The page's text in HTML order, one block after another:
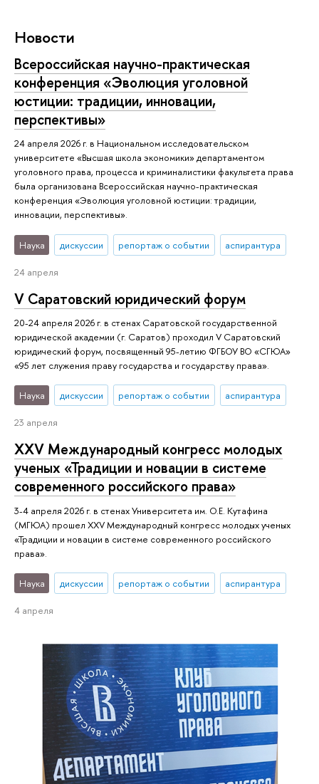
Новости
Всероссийская научно-практическая
конференция «Эволюция уголовной
юстиции: традиции, инновации,
перспективы»
24 апреля 2026 г. в Национальном исследовательском
университете «Высшая школа экономики» департаментом
уголовного права, процесса и криминалистики факультета права
была организована Всероссийская научно-практическая
конференция «Эволюция уголовной юстиции: традиции,
инновации, перспективы».
Наука дискуссии репортаж о событии аспирантура
24 апреля
V Саратовский юридический форум
20-24 апреля 2026 г. в стенах Саратовской государственной
юридической академии (г. Саратов) проходил V Саратовский
юридический форум, посвященный 95-летию ФГБОУ ВО «СГЮА»
«95 лет служения праву государства и государству права».
Наука дискуссии репортаж о событии аспирантура
23 апреля
XXV Международный конгресс молодых
ученых «Традиции и новации в системе
современного российского права»
3-4 апреля 2026 г. в стенах Университета им. О.Е. Кутафина
(МГЮА) прошел XXV Международный конгресс молодых ученых
«Традиции и новации в системе современного российского
права».
Наука дискуссии репортаж о событии аспирантура
4 апреля